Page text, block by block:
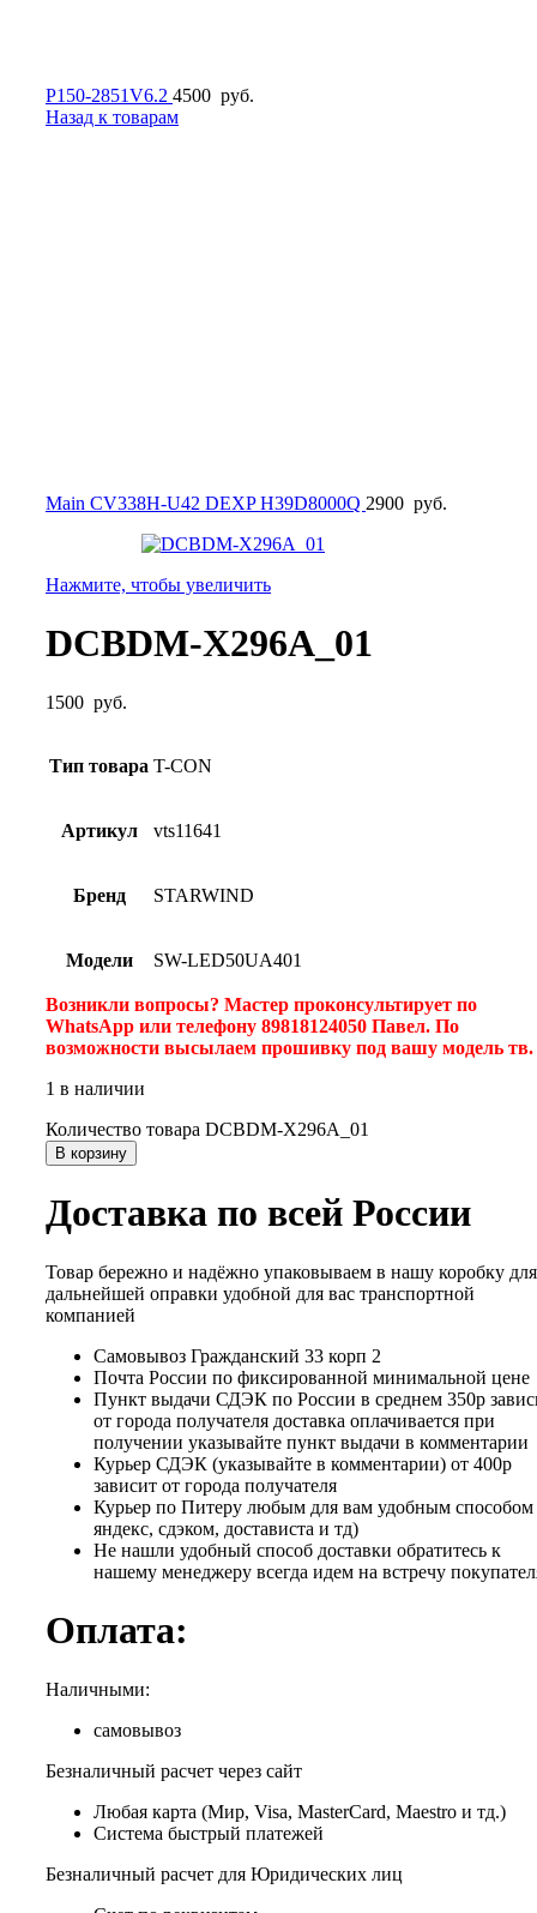
P150-2851V6.2 4500 руб.
Назад к товарам
Main CV338H-U42 DEXP H39D8000Q 2900 руб.
Нажмите, чтобы увеличить
DCBDM-X296A_01
1500 руб.
Тип товара T-CON
Артикул vts11641
Бренд STARWIND
Модели SW-LED50UA401
Возникли вопросы? Мастер проконсультирует по
WhatsApp или телефону 89818124050 Павел. По
возможности высылаем прошивку под вашу модель тв.
1 в наличии
Количество товара DCBDM-X296A_01
В корзину
Доставка по всей России
Товар бережно и надёжно упаковываем в нашу коробку для
дальнейшей оправки удобной для вас транспортной
компанией
Самовывоз Гражданский 33 корп 2
Почта России по фиксированной минимальной цене
Пункт выдачи СДЭК по России в среднем 350р
от города получателя доставка оплачивается при
получении указывайте пункт выдачи в комментарии
Курьер СДЭК (указывайте в комментарии) от 400р
зависит от города получателя
Курьер по Питеру любым для вам удобным способом
яндекс, сдэком, достависта и тд)
Не нашли удобный способ доставки обратитесь к
нашему менеджеру всегда идем на встречу
Оплата:
Наличными:
самовывоз
Безналичный расчет через сайт
Любая карта (Мир, Visa, MasterCard, Maestro и тд.)
Система быстрый платежей
Безналичный расчет для Юридических лиц